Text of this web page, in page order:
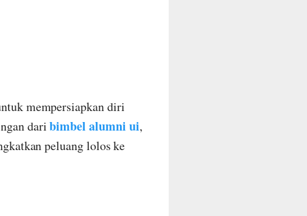
mempersiapkan diri
daribimbel alumni ui,
peluang lolos ke